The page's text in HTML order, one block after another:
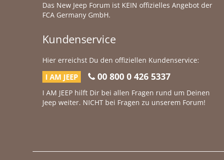
Das New Jeep Forum ist KEIN offizielles Angebot der
FCA Germany GmbH.
Kundenservice
Hier erreichst Du den offiziellen Kundenservice:
I AM JEEP 00 800 0 426 5337
I AM JEEP hilft Dir bei allen Fragen rund um Deinen
Jeep weiter. NICHT bei Fragen zu unserem Forum!